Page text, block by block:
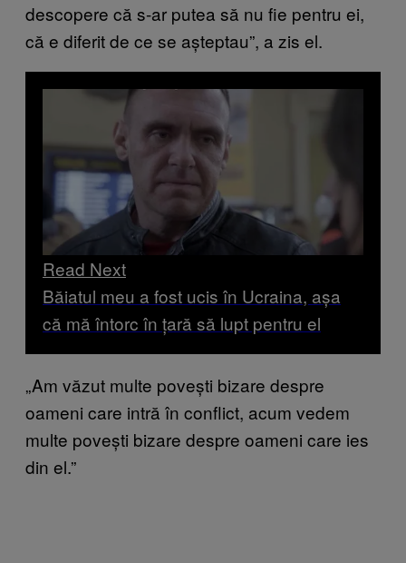
descopere că s-ar putea să nu fie pentru ei,
că e diferit de ce se așteptau”, a zis el.
Read Next
Băiatul meu a fost ucis în Ucraina, așa
că mă întorc în țară să lupt pentru el
„Am văzut multe povești bizare despre
oameni care intră în conflict, acum vedem
multe povești bizare despre oameni care ies
din el.”